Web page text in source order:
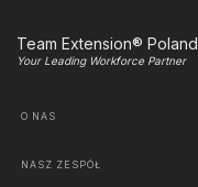
Team Extension® Poland
Your Leading Workforce Partner
O NAS
NASZ ZESPÓŁ